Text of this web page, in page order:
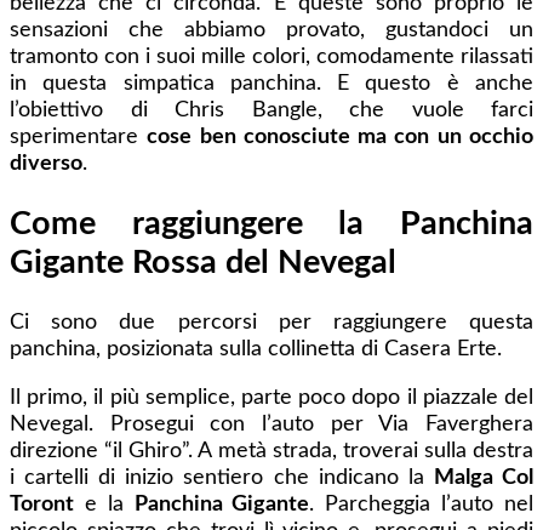
sensazioni che abbiamo provato, gustandoci un
tramonto con i suoi mille colori, comodamente rilassati
in questa simpatica panchina. E questo è anche
l’obiettivo di Chris Bangle, che vuole farci
sperimentarecose ben conosciute ma con un occhio
diverso.
Come raggiungere la Panchina
Gigante Rossa del Nevegal
Ci sono due percorsi per raggiungere questa
panchina, posizionata sulla collinetta di Casera Erte.
Il primo, il più semplice, parte poco dopo il piazzale del
Nevegal. Prosegui con l’auto per Via Faverghera
direzione “il Ghiro”. A metà strada, troverai sulla destra
i cartelli di inizio sentiero che indicano la
Malga Col
Toront e la Panchina Gigante. Parcheggia l’auto nel